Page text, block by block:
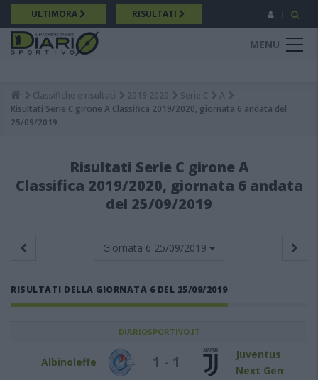
Salta
al
contenuto
principale
ULTIMORA RISULTATI
MENU
Breadcrumb
Classifiche e risultati 2019 2020 Serie C
A
Risultati Serie C girone A Classifica 2019/2020, giornata 6 andata del
25/09/2019
Risultati Serie C girone A
Classifica 2019/2020, giornata 6 andata
del 25/09/2019
Giornata 6 25/09/2019
RISULTATI DELLA GIORNATA 6 DEL 25/09/2019
DIARIOSPORTIVO.IT
Albinoleffe 1 - 1
Juventus
Next Gen